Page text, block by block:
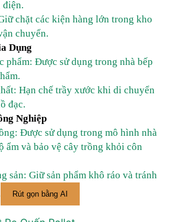
điện.
chặt các kiện hàng lớn trong kho
chuyển.
Dụng
phẩm: Được sử dụng trong nhà bếp
Hạn chế trầy xước khi di chuyển
đạc.
Nghiệp
Được sử dụng trong mô hình nhà
ẩm và bảo vệ cây trồng khỏi côn
sản: Giữ sản phẩm khô ráo và tránh
Rút gọn bằng AI